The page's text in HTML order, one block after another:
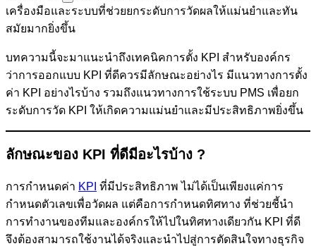
เครื่องมือและระบบที่ช่วยยกระดับการวัดผลให้แม่นยำและทัน
สมัยมากยิ่งขึ้น
บทความนี้จะมาแนะนำถึงเทคนิคการตั้ง KPI สำหรับองค์กร
ว่าการออกแบบ KPI ที่ดีควรมีลักษณะอย่างไร มีแนวทางการตั้ง
ค่า KPI อย่างไรบ้าง รวมถึงแนวทางการใช้ระบบ PMS เพื่อยก
ระดับการวัด KPI ให้เกิดความแม่นยำและมีประสิทธิภาพยิ่งขึ้น
ลักษณะของ KPI ที่ดีมีอะไรบ้าง ?
การกำหนดค่า KPI ที่มีประสิทธิภาพ ไม่ได้เป็นเพียงแค่การ
กำหนดตัวเลขเพื่อวัดผล แต่คือการกำหนดทิศทาง ที่ช่วยชี้นำ
การทำงานของทีมและองค์กรให้ไปในทิศทางเดียวกัน KPI ที่ดี
จึงต้องสามารถใช้งานได้จริงและนำไปสู่การตัดสินใจทางธุรกิจ